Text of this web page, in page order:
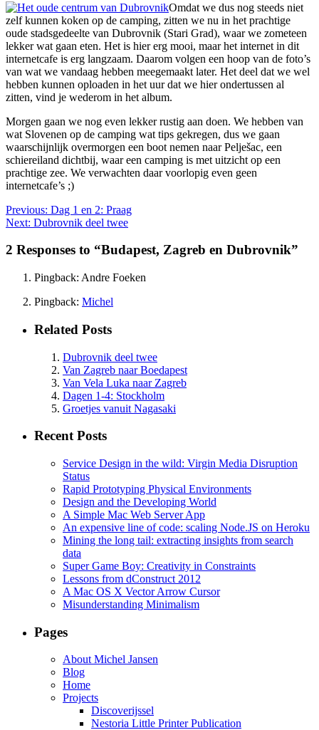
Omdat we dus nog steeds niet
zelf kunnen koken op de camping, zitten we nu in het prachtige
oude stadsgedeelte van Dubrovnik (Stari Grad), waar we zometeen
lekker wat gaan eten. Het is hier erg mooi, maar het internet in dit
internetcafe is erg langzaam. Daarom volgen een hoop van de foto’s
van wat we vandaag hebben meegemaakt later. Het deel dat we wel
hebben kunnen oploaden in het uur dat we hier ondertussen al
zitten, vind je wederom in het album.
Morgen gaan we nog even lekker rustig aan doen. We hebben van
wat Slovenen op de camping wat tips gekregen, dus we gaan
waarschijnlijk overmorgen een boot nemen naar Pelješac, een
schiereiland dichtbij, waar een camping is met uitzicht op een
prachtige zee. We verwachten daar voorlopig even geen
internetcafe’s ;)
Previous: Dag 1 en 2: Praag
Next: Dubrovnik deel twee
2 Responses to “Budapest, Zagreb en Dubrovnik”
Pingback: Andre Foeken
Pingback: Michel
Related Posts
Dubrovnik deel twee
Van Zagreb naar Boedapest
Van Vela Luka naar Zagreb
Dagen 1-4: Stockholm
Groetjes vanuit Nagasaki
Recent Posts
Service Design in the wild: Virgin Media Disruption
Status
Rapid Prototyping Physical Environments
Design and the Developing World
A Simple Mac Web Server App
An expensive line of code: scaling Node.JS on Heroku
Mining the long tail: extracting insights from search
data
Super Game Boy: Creativity in Constraints
Lessons from dConstruct 2012
A Mac OS X Vector Arrow Cursor
Misunderstanding Minimalism
Pages
About Michel Jansen
Blog
Home
Projects
Discoverijssel
Nestoria Little Printer Publication